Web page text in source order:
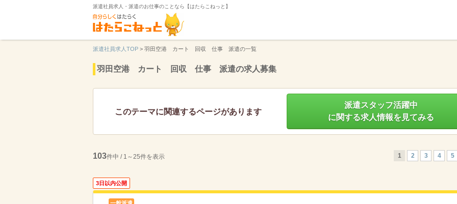
派遣社員求人・派遣のお仕事のことなら【はたらこねっと】
派遣社員求人TOP > 羽田空港 カート 回収 仕事 派遣の一覧
羽田空港 カート 回収 仕事 派遣の求人募集
このテーマに関連するページがあります
派遣スタッフ活躍中
に関する求人情報を見てみる
103件中 / 1～25件を表示 1 2 3 4 5
3日以内公開